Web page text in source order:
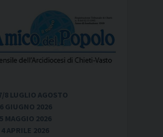
8 LUGLIO AGOSTO
GIUGNO 2026
MAGGIO 2026
4 APRILE 2026